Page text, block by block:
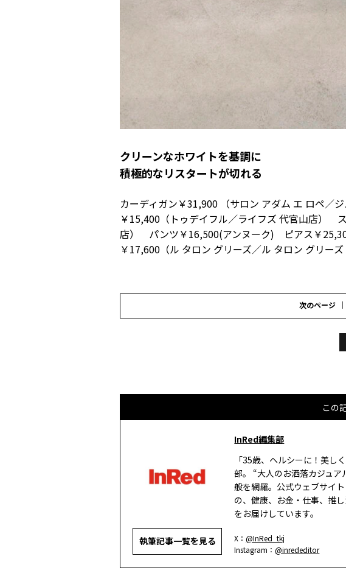
クリーンなホワイトを基調に
積極的なリスタートが切れる
カーディガン￥31,900 （サロン アダム エ ロペ
￥15,400（トゥデイフル／ライフズ 代官山店）
店） パンツ￥16,500(アンヌーク) ピアス￥
￥17,600（ル タロン グリーズ／ル タロン グリーズ
次のページ
この
執筆記事一覧を見る
InRed編集部
「35歳、ヘルシーに！美し
部。 “大人のお洒落カジュ
般を網羅。公式ウェブサイ
の、健康、お金・仕事、推
をお届けしています。
X：@InRed_tkj
Instagram：@inrededitor